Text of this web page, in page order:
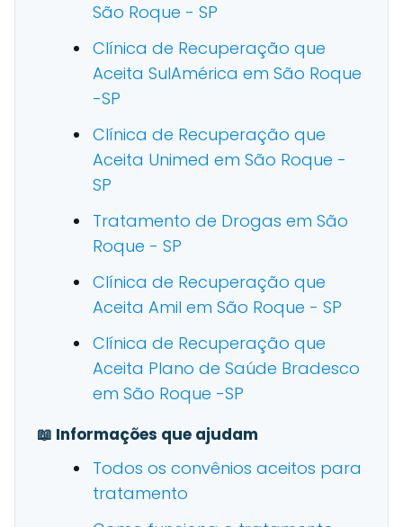
São Roque - SP
Clínica de Recuperação que
Aceita SulAmérica em São Roque
-SP
Clínica de Recuperação que
Aceita Unimed em São Roque -
SP
Tratamento de Drogas em São
Roque - SP
Clínica de Recuperação que
Aceita Amil em São Roque - SP
Clínica de Recuperação que
Aceita Plano de Saúde Bradesco
em São Roque -SP
📖 Informações que ajudam
Todos os convênios aceitos para
tratamento